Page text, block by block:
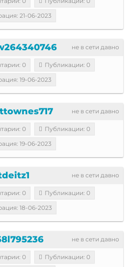
21-06-2023
не в сети давно
0
Публикации: 0
19-06-2023
не в сети давно
0
Публикации: 0
19-06-2023
не в сети давно
0
Публикации: 0
18-06-2023
не в сети давно
0
Публикации: 0